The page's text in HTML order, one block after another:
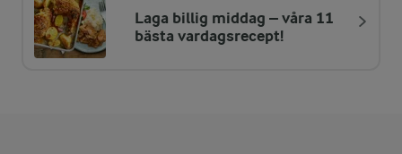
ENERGIDISTRIBUTION %
NÄRINGSVÄRDEN PER ST
Laga billig middag – våra 11
bästa vardagsrecept!